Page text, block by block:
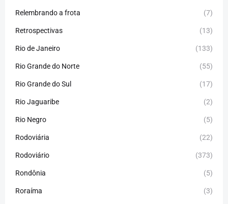
Relembrando a frota (7)
Retrospectivas (13)
Rio de Janeiro (133)
Rio Grande do Norte (55)
Rio Grande do Sul (17)
Rio Jaguaribe (2)
Rio Negro (5)
Rodoviária (22)
Rodoviário (373)
Rondônia (5)
Roraíma (3)